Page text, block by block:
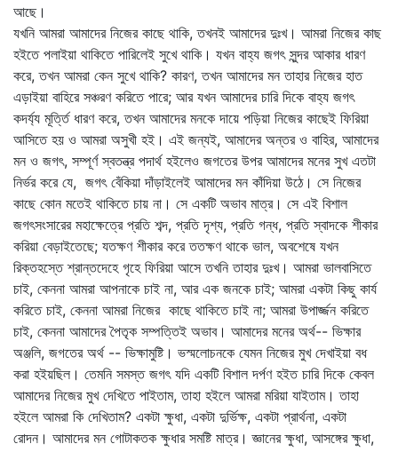
আছে।
যখনি আমরা আমাদের নিজের কাছে থাকি, তখনই আমাদের দুঃখ। আমরা নিজের কাছ
হইতে পলাইয়া থাকিতে পারিলেই সুখে থাকি। যখন বাহ্য জগৎ সুন্দর আকার ধারণ
করে, তখন আমরা কেন সুখে থাকি? কারণ, তখন আমাদের মন তাহার নিজের হাত
এড়াইয়া বাহিরে সঞ্চরণ করিতে পারে; আর যখন আমাদের চারি দিকে বাহ্য জগৎ
কদর্য্য মূর্ত্তি ধারণ করে, তখন আমাদের মনকে দায়ে পড়িয়া নিজের কাছেই ফিরিয়া
আসিতে হয় ও আমরা অসুখী হই। এই জন্যই, আমাদের অন্তর ও বাহির, আমাদের
মন ও জগৎ, সম্পূর্ণ স্বতন্ত্র পদার্থ হইলেও জগতের উপর আমাদের মনের সুখ এতটা
নির্ভর করে যে, জগৎ বেঁকিয়া দাঁড়াইলেই আমাদের মন কাঁদিয়া উঠে। সে নিজের
কাছে কোন মতেই থাকিতে চায় না। সে একটি অভাব মাত্র। সে এই বিশাল
জগৎসংসারের মহাক্ষেত্রে প্রতি শব্দ, প্রতি দৃশ্য, প্রতি গন্ধ, প্রতি স্বাদকে শীকার
করিয়া বেড়াইতেছে; যতক্ষণ শীকার করে ততক্ষণ থাকে ভাল, অবশেষে যখন
রিক্তহস্তে শ্রান্তদেহে গৃহে ফিরিয়া আসে তখনি তাহার দুঃখ। আমরা ভালবাসিতে
চাই, কেননা আমরা আপনাকে চাই না, আর এক জনকে চাই; আমরা একটা কিছু কার্য
করিতে চাই, কেননা আমরা নিজের কাছে থাকিতে চাই না; আমরা উপার্জ্জন করিতে
চাই, কেননা আমাদের পৈতৃক সম্পত্তিই অভাব। আমাদের মনের অর্থ-- ভিক্ষার
অঞ্জলি, জগতের অর্থ -- ভিক্ষামুষ্টি। ভস্মলোচনকে যেমন নিজের মুখ দেখাইয়া বধ
করা হইয়ছিল। তেমনি সমস্ত জগৎ যদি একটি বিশাল দর্পণ হইত চারি দিকে কেবল
আমাদের নিজের মুখ দেখিতে পাইতাম, তাহা হইলে আমরা মরিয়া যাইতাম। তাহা
হইলে আমরা কি দেখিতাম? একটা ক্ষুধা, একটা দুর্ভিক্ষ, একটা প্রার্থনা, একটা
রোদন। আমাদের মন গোটাকতক ক্ষুধার সমষ্টি মাত্র। জ্ঞানের ক্ষুধা, আসঙ্গের ক্ষুধা,